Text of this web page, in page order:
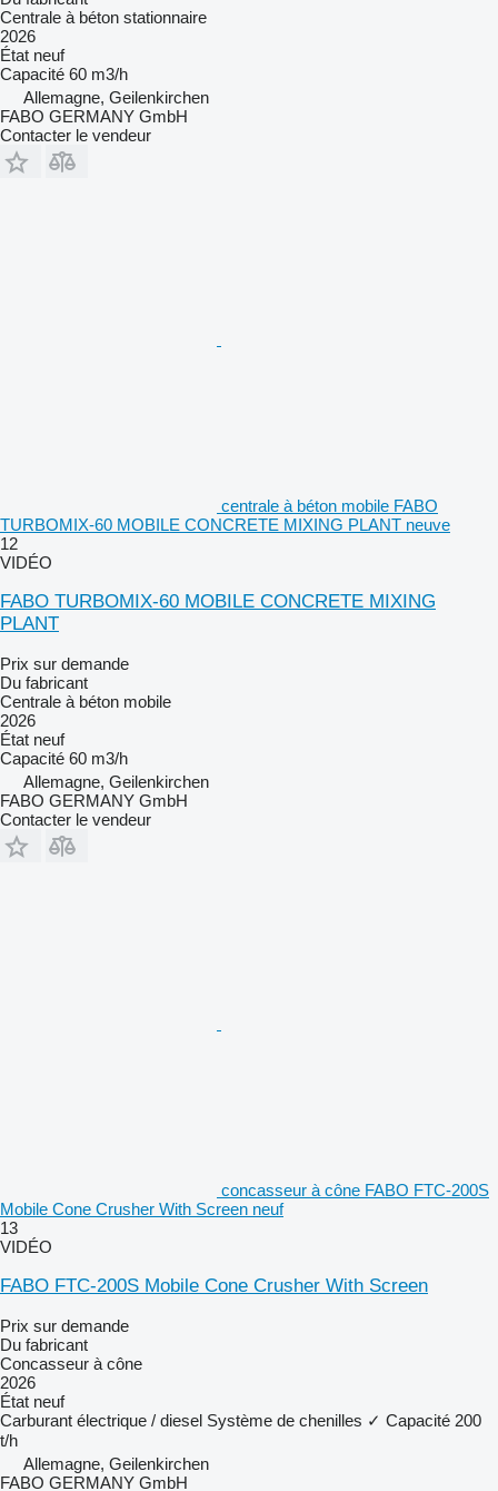
Centrale à béton stationnaire
2026
État neuf
Capacité 60 m3/h
Allemagne, Geilenkirchen
FABO GERMANY GmbH
Contacter le vendeur
centrale à béton mobile FABO
TURBOMIX-60 MOBILE CONCRETE MIXING PLANT neuve
12
VIDÉO
FABO TURBOMIX-60 MOBILE CONCRETE MIXING
PLANT
Prix sur demande
Du fabricant
Centrale à béton mobile
2026
État neuf
Capacité 60 m3/h
Allemagne, Geilenkirchen
FABO GERMANY GmbH
Contacter le vendeur
concasseur à cône FABO FTC-200S
Mobile Cone Crusher With Screen neuf
13
VIDÉO
FABO FTC-200S Mobile Cone Crusher With Screen
Prix sur demande
Du fabricant
Concasseur à cône
2026
État neuf
Carburant électrique / diesel Système de chenilles ✓ Capacité 200
t/h
Allemagne, Geilenkirchen
FABO GERMANY GmbH